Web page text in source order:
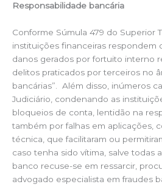
Responsabilidade bancária
Conforme Súmula 479 do Superior
instituições financeiras respondem
danos gerados por fortuito interno
delitos praticados por terceiros no
bancárias”.
Além disso, inúmeros
Judiciário, condenando as
bloqueios de conta, lentidão na
também por falhas em aplicações,
técnica, que facilitaram ou
caso tenha sido vítima, salve todas
banco recuse-se em ressarcir,
advogado especialista em fraudes